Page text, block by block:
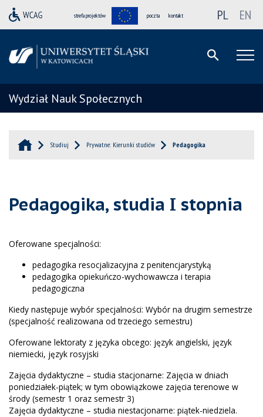
strefa projektów poczta kontakt PL EN
Wydział Nauk Społecznych
Studiuj Prywatne: Kierunki studiów Pedagogika
Pedagogika, studia I stopnia
Oferowane specjalności:
pedagogika resocjalizacyjna z penitencjarystyką
pedagogika opiekuńczo-wychowawcza i terapia
pedagogiczna
Kiedy następuje wybór specjalności: Wybór na drugim semestrze
(specjalność realizowana od trzeciego semestru)
Oferowane lektoraty z języka obcego: język angielski, język
niemiecki, język rosyjski
Zajęcia dydaktyczne – studia stacjonarne: Zajęcia w dniach
poniedziałek-piątek; w tym obowiązkowe zajęcia terenowe w
środy (semestr 1 oraz semestr 3)
Zajęcia dydaktyczne – studia niestacjonarne: piątek-niedziela.